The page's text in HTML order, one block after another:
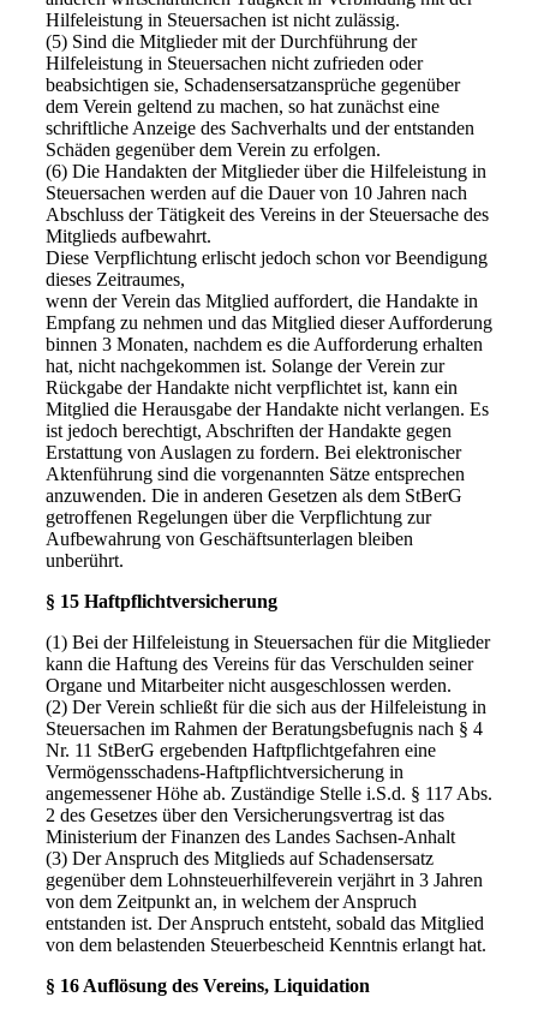
Hilfeleistung in Steuersachen ist nicht zulässig.
(5) Sind die Mitglieder mit der Durchführung der
Hilfeleistung in Steuersachen nicht zufrieden oder
beabsichtigen sie, Schadensersatzansprüche gegenüber
dem Verein geltend zu machen, so hat zunächst eine
schriftliche Anzeige des Sachverhalts und der entstanden
Schäden gegenüber dem Verein zu erfolgen.
(6) Die Handakten der Mitglieder über die Hilfeleistung in
Steuersachen werden auf die Dauer von 10 Jahren nach
Abschluss der Tätigkeit des Vereins in der Steuersache des
Mitglieds aufbewahrt.
Diese Verpflichtung erlischt jedoch schon vor Beendigung
dieses Zeitraumes,
wenn der Verein das Mitglied auffordert, die Handakte in
Empfang zu nehmen und das Mitglied dieser Aufforderung
binnen 3 Monaten, nachdem es die Aufforderung erhalten
hat, nicht nachgekommen ist. Solange der Verein zur
Rückgabe der Handakte nicht verpflichtet ist, kann ein
Mitglied die Herausgabe der Handakte nicht verlangen. Es
ist jedoch berechtigt, Abschriften der Handakte gegen
Erstattung von Auslagen zu fordern. Bei elektronischer
Aktenführung sind die vorgenannten Sätze entsprechen
anzuwenden. Die in anderen Gesetzen als dem StBerG
getroffenen Regelungen über die Verpflichtung zur
Aufbewahrung von Geschäftsunterlagen bleiben
unberührt.
§ 15 Haftpflichtversicherung
(1) Bei der Hilfeleistung in Steuersachen für die Mitglieder
kann die Haftung des Vereins für das Verschulden seiner
Organe und Mitarbeiter nicht ausgeschlossen werden.
(2) Der Verein schließt für die sich aus der Hilfeleistung in
Steuersachen im Rahmen der Beratungsbefugnis nach § 4
Nr. 11 StBerG ergebenden Haftpflichtgefahren eine
Vermögensschadens-Haftpflichtversicherung in
angemessener Höhe ab. Zuständige Stelle i.S.d. § 117 Abs.
2 des Gesetzes über den Versicherungsvertrag ist das
Ministerium der Finanzen des Landes Sachsen-Anhalt
(3) Der Anspruch des Mitglieds auf Schadensersatz
gegenüber dem Lohnsteuerhilfeverein verjährt in 3 Jahren
von dem Zeitpunkt an, in welchem der Anspruch
entstanden ist. Der Anspruch entsteht, sobald das Mitglied
von dem belastenden Steuerbescheid Kenntnis erlangt hat.
§ 16 Auflösung des Vereins, Liquidation